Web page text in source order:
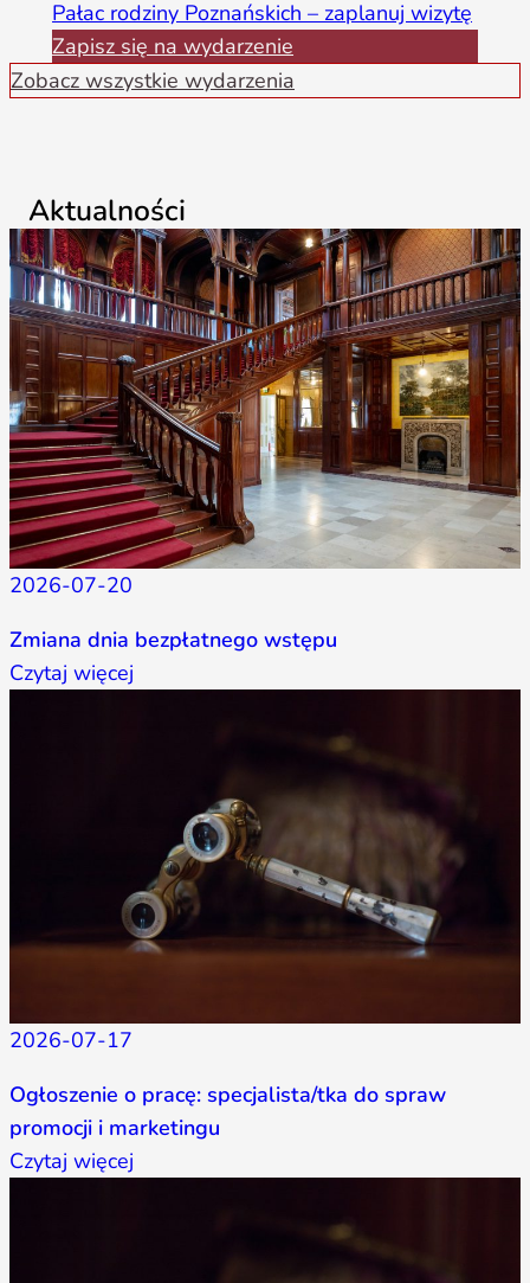
Pałac rodziny Poznańskich – zaplanuj wizytę
Zapisz się na wydarzenie
Zobacz wszystkie wydarzenia
Aktualności
2026-07-20
Zmiana dnia bezpłatnego wstępu
Czytaj więcej
2026-07-17
Ogłoszenie o pracę: specjalista/tka do spraw
promocji i marketingu
Czytaj więcej